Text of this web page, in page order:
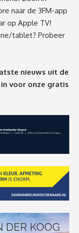
naar de 3FM-app
op Apple TV!
tablet? Probeer
nieuws uit de
in voor onze gratis